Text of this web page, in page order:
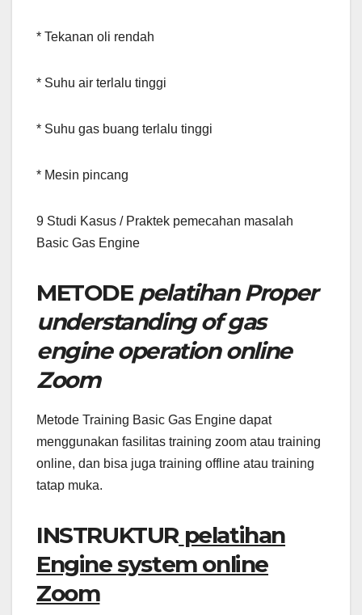
* Tekanan oli rendah
* Suhu air terlalu tinggi
* Suhu gas buang terlalu tinggi
* Mesin pincang
9 Studi Kasus / Praktek pemecahan masalah
Basic Gas Engine
METODE pelatihan Proper
understanding of gas
engine operation online
Zoom
Metode Training Basic Gas Engine dapat
menggunakan fasilitas training zoom atau training
online, dan bisa juga training offline atau training
tatap muka.
INSTRUKTUR pelatihan
Engine system online
Zoom